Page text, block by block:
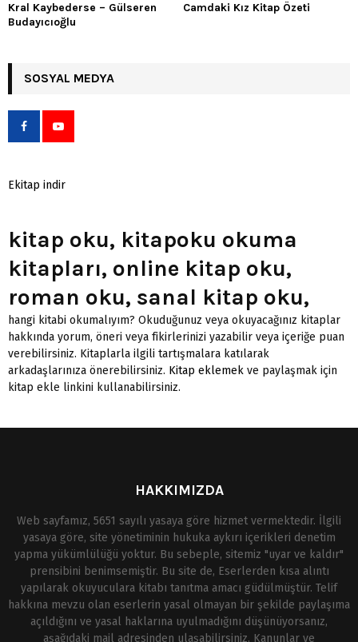
Kral Kaybederse – Gülseren
Budayıcıoğlu
Camdaki Kız Kitap Özeti
SOSYAL MEDYA
Ekitap indir
kitap oku, kitapoku okuma
kitapları, online kitap oku,
roman oku, sanal kitap oku,
hangi kitabi okumalıyım? Okuduğunuz veya okuyacağınız kitaplar
hakkında yorum, öneri veya fikirlerinizi yazabilir veya içeriğe puan
verebilirsiniz. Kitaplarla ilgili tartışmalara katılarak
arkadaşlarınıza önerebilirsiniz. Kitap eklemek ve paylaşmak için
kitap ekle linkini kullanabilirsiniz.
HAKKIMIZDA
Web sayfamız, 5651 sayılı yasaya göre hizmet vermektedir. İlgili
yasaya göre, site yönetiminin hukuka aykırı içerikleri denetim
yapma yükümlülüğü yoktur. Bu sebeple, sitemiz "uyar ve kaldır"
prensibini benimsemiştir. Bu site de, Eserlerden kısa alıntı
yapılarak okuyuculara kitabı tanıtma amacı güdülmüştür. Telif
hakkına mevzu olan eserlerin yasal olmayan bir şekilde paylaşıma
açıldığını ve yasal haklarına uyulmadığını düşünüyorsanız,
aşağıdaki mail adresinden ulaşabilirsiniz. Kanunlar ve